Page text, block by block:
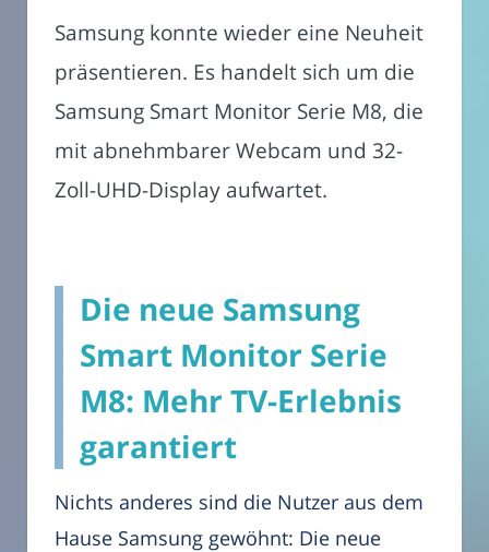
Samsung konnte wieder eine Neuheit
präsentieren. Es handelt sich um die
Samsung Smart Monitor Serie M8, die
mit abnehmbarer Webcam und 32-
Zoll-UHD-Display aufwartet.
Die neue Samsung
Smart Monitor Serie
M8: Mehr TV-Erlebnis
garantiert
Nichts anderes sind die Nutzer aus dem
Hause Samsung gewöhnt: Die neue